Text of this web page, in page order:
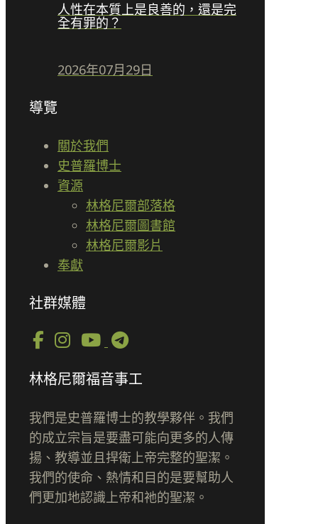
人性在本質上是良善的，還是完
全有罪的？
2026年07月29日
導覽
關於我們
史普羅博士
資源
林格尼爾部落格
林格尼爾圖書館
林格尼爾影片
奉獻
社群媒體
林格尼爾福音事工
我們是史普羅博士的教學夥伴。我們
的成立宗旨是要盡可能向更多的人傳
揚、教導並且捍衛上帝完整的聖潔。
我們的使命、熱情和目的是要幫助人
們更加地認識上帝和祂的聖潔。